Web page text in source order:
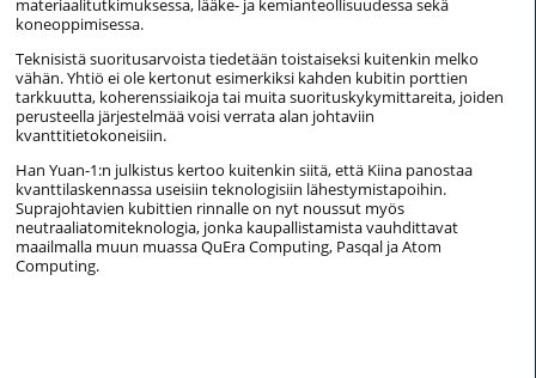
materiaalitutkimuksessa, lääke- ja kemianteollisuudessa sekä
koneoppimisessa.
Teknisistä suoritusarvoista tiedetään toistaiseksi kuitenkin melko
vähän. Yhtiö ei ole kertonut esimerkiksi kahden kubitin porttien
tarkkuutta, koherenssiaikoja tai muita suorituskykymittareita, joiden
perusteella järjestelmää voisi verrata alan johtaviin
kvanttitietokoneisiin.
Han Yuan-1:n julkistus kertoo kuitenkin siitä, että Kiina panostaa
kvanttilaskennassa useisiin teknologisiin lähestymistapoihin.
Suprajohtavien kubittien rinnalle on nyt noussut myös
neutraaliatomiteknologia, jonka kaupallistamista vauhdittavat
maailmalla muun muassa QuEra Computing, Pasqal ja Atom
Computing.